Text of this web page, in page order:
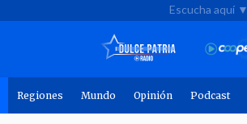
Escucha aquí ▼
Regiones Mundo Opinión Podcast